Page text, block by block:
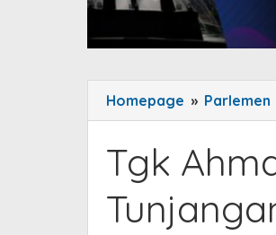
Homepage » Parlemen
Tgk